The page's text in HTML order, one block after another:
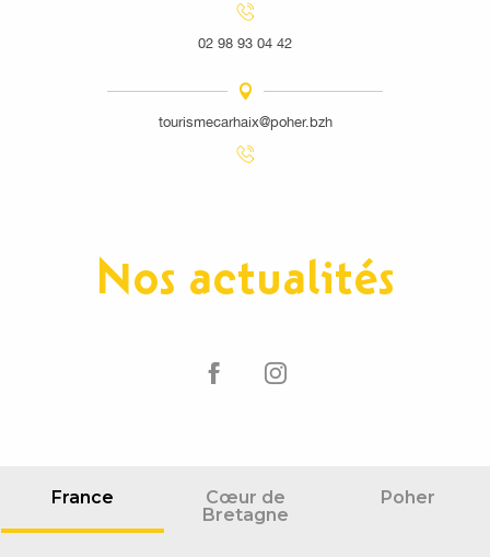
02 98 93 04 42
tourismecarhaix@poher.bzh
Nos actualités
France
Cœur de
Bretagne
Poher